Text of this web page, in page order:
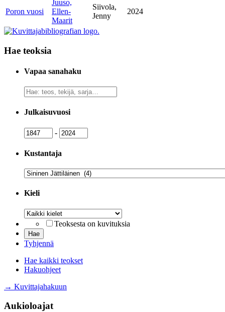
Poron vuosi
Juuso,
Ellen-
Maarit
Siivola,
Jenny
2024
Hae teoksia
Vapaa sanahaku
Vapaa
sanahaku
Julkaisuvuosi
Julkaisuvuosi
- Julkaisuvuosi
Kustantaja
Kustantaja
Kieli
Kieli
Teoksesta on kuvituksia
Tyhjennä
Hae kaikki teokset
Hakuohjeet
→ Kuvittajahakuun
Aukioloajat